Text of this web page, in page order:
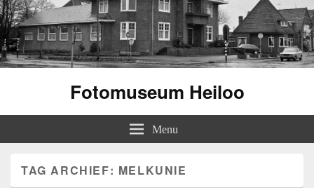
Fotomuseum Heiloo
Menu
TAG ARCHIEF: MELKUNIE